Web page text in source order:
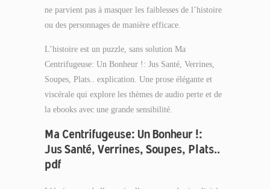
ne parvient pas à masquer les faiblesses de l’histoire
ou des personnages de manière efficace.
L’histoire est un puzzle, sans solution Ma
Centrifugeuse: Un Bonheur !: Jus Santé, Verrines,
Soupes, Plats.. explication. Une prose élégante et
viscérale qui explore les thèmes de audio perte et de
la ebooks avec une grande sensibilité.
Ma Centrifugeuse: Un Bonheur !:
Jus Santé, Verrines, Soupes, Plats..
pdf